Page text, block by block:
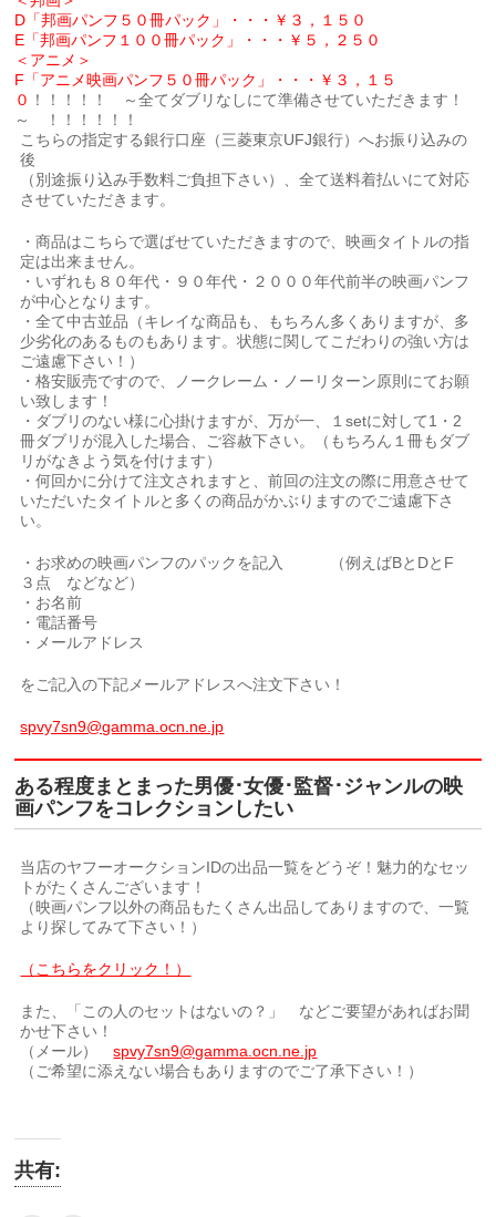
D「邦画パンフ５０冊パック」・・・￥３，１５０
E「邦画パンフ１００冊パック」・・・￥５，２５０
＜アニメ＞
F「アニメ映画パンフ５０冊パック」・・・￥３，１５
０ ！！！！！ ～全てダブリなしにて準備させていただきます！
～ ！！！！！！
こちらの指定する銀行口座（三菱東京UFJ銀行）へお振り込みの
後
（別途振り込み手数料ご負担下さい）、全て送料着払いにて対応
させていただきます。
・商品はこちらで選ばせていただきますので、映画タイトルの指
定は出来ません。
・いずれも８０年代・９０年代・２０００年代前半の映画パンフ
が中心となります。
・全て中古並品（キレイな商品も、もちろん多くありますが、多
少劣化のあるものもあります。状態に関してこだわりの強い方は
ご遠慮下さい！）
・格安販売ですので、ノークレーム・ノーリターン原則にてお願
い致します！
・ダブリのない様に心掛けますが、万が一、１setに対して1・2
冊ダブリが混入した場合、ご容赦下さい。（もちろん１冊もダブ
リがなきよう気を付けます）
・何回かに分けて注文されますと、前回の注文の際に用意させて
いただいたタイトルと多くの商品がかぶりますのでご遠慮下さ
い。
・お求めの映画パンフのパックを記入 （例えばBとDとF
３点 などなど）
・お名前
・電話番号
・メールアドレス
をご記入の下記メールアドレスへ注文下さい！
spvy7sn9@gamma.ocn.ne.jp
ある程度まとまった男優･女優･監督･ジャンルの映
画パンフをコレクションしたい
当店のヤフーオークションIDの出品一覧をどうぞ！魅力的なセッ
トがたくさんございます！
（映画パンフ以外の商品もたくさん出品してありますので、一覧
より探してみて下さい！）
（こちらをクリック！）
また、「この人のセットはないの？」 などご要望があればお聞
かせ下さい！
（メール）spvy7sn9@gamma.ocn.ne.jp
（ご希望に添えない場合もありますのでご了承下さい！）
共有: